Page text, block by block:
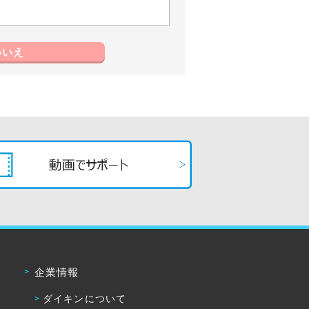
え
企業情報
ダイキンについて